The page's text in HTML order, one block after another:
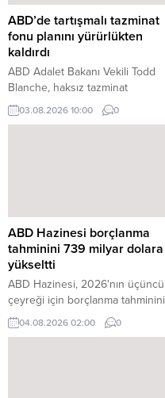
ABD’de tartışmalı tazminat
fonu planını yürürlükten
kaldırdı
ABD Adalet Bakanı Vekili Todd
Blanche, haksız tazminat
sağlayabileceği gerekçesiyle
eleştirilen 1,8 milyar dolarlık
03.08.2026 10:00 0
ABD Hazinesi borçlanma
tahminini 739 milyar dolara
yükseltti
ABD Hazinesi, 2026'nın üçüncü
çeyreği için borçlanma tahminini
68 milyar dolar artırarak 739
milyar dolara yükseltti.
04.08.2026 02:00 0